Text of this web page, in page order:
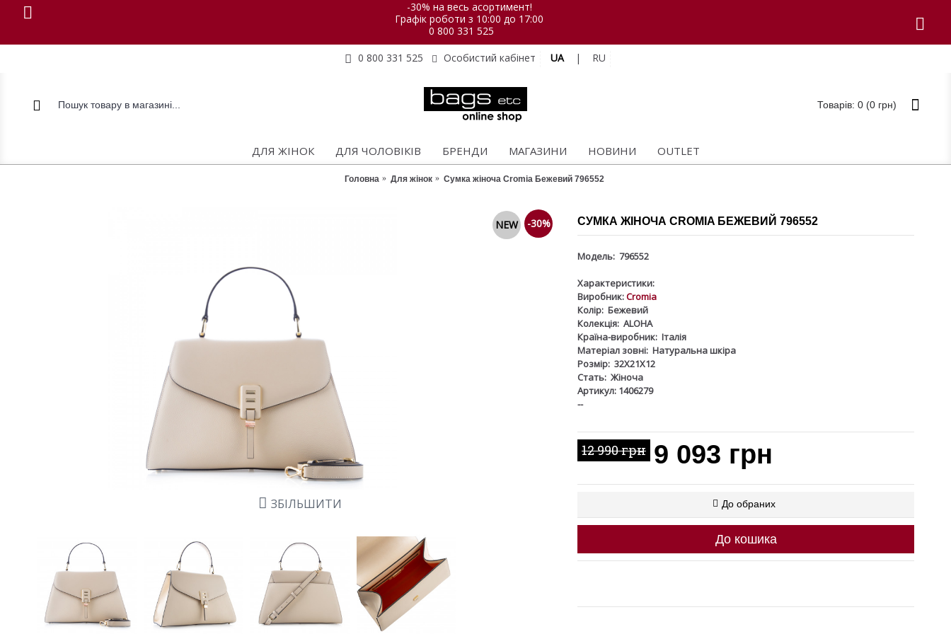
-30% на весь асортимент!
Графік роботи з 10:00 до 17:00
0 800 331 525
0 800 331 525
Особистий кабінет UA | RU
Товарів: 0 (0 грн)
ДЛЯ ЖІНОК ДЛЯ ЧОЛОВІКІВ БРЕНДИ МАГАЗИНИ НОВИНИ OUTLET
Головна Для жінок Сумка жіноча Cromia Бежевий 796552
-30%
NEW
ЗБІЛЬШИТИ
СУМКА ЖІНОЧА CROMIA БЕЖЕВИЙ 796552
Модель: 796552
Характеристики:
Виробник:Cromia
Колір: Бежевий
Колекція: ALOHA
Країна-виробник: Італія
Матеріал зовні: Натуральна шкіра
Розмір: 32X21X12
Стать: Жіноча
Артикул: 1406279
--
12 990 грн 9 093 грн
До обраних
До кошика